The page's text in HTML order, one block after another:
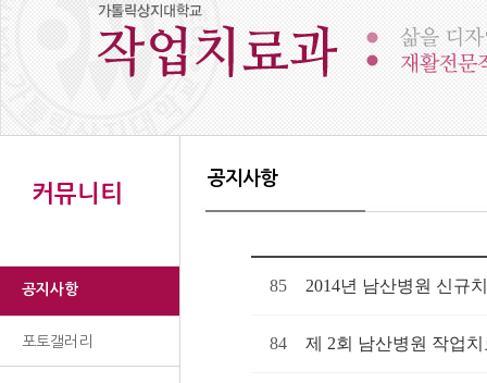
커뮤니티
공지사항
포토갤러리
공지사항
85 2014년 남산병원 신규
84 제 2회 남산병원 작업